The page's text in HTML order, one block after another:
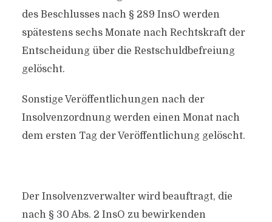
des Beschlusses nach § 289 InsO werden
spätestens sechs Monate nach Rechtskraft der
Entscheidung über die Restschuldbefreiung
gelöscht.
Sonstige Veröffentlichungen nach der
Insolvenzordnung werden einen Monat nach
dem ersten Tag der Veröffentlichung gelöscht.
Der Insolvenzverwalter wird beauftragt, die
nach § 30 Abs. 2 InsO zu bewirkenden